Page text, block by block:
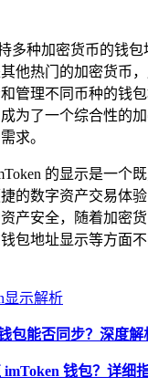
多种加密货币的钱
他热门的加密货币
管理不同币种的钱
成为了一个综合性的
求。
的显示是一个
的数字资产交易体
产安全，随着加密货
包地址显示等方面
显示解析
包能否同步？深度
钱包？详细